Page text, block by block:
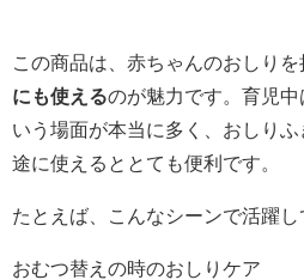
この商品は、赤ちゃんのおしりを
にも使えるのが魅力です。育児
いう場面が本当に多く、おしり
途に使えるととても便利です。
たとえば、こんなシーンで活躍し
おむつ替えの時のおしりケア